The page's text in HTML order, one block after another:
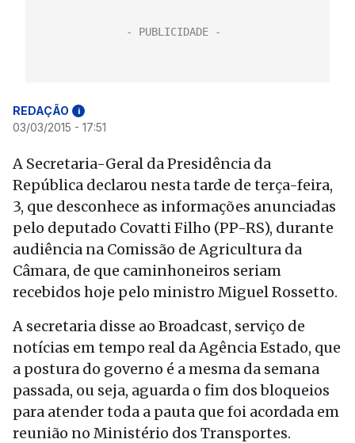
REDAÇÃO i
03/03/2015 - 17:51
A Secretaria-Geral da Presidência da
República declarou nesta tarde de terça-feira,
3, que desconhece as informações anunciadas
pelo deputado Covatti Filho (PP-RS), durante
audiência na Comissão de Agricultura da
Câmara, de que caminhoneiros seriam
recebidos hoje pelo ministro Miguel Rossetto.
A secretaria disse ao Broadcast, serviço de
notícias em tempo real da Agência Estado, que
a postura do governo é a mesma da semana
passada, ou seja, aguarda o fim dos bloqueios
para atender toda a pauta que foi acordada em
reunião no Ministério dos Transportes.